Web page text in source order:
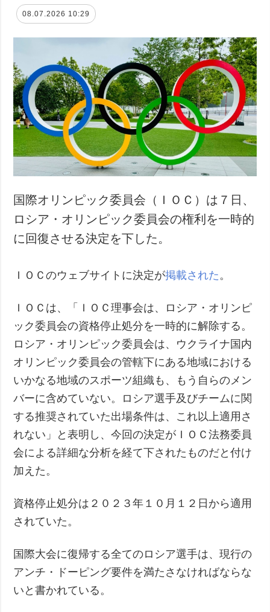
08.07.2026 10:29
国際オリンピック委員会（ＩＯＣ）は７日、
ロシア・オリンピック委員会の権利を一時的
に回復させる決定を下した。
ＩＯＣのウェブサイトに決定が掲載された。
ＩＯＣは、「ＩＯＣ理事会は、ロシア・オリンピ
ック委員会の資格停止処分を一時的に解除する。
ロシア・オリンピック委員会は、ウクライナ国内
オリンピック委員会の管轄下にある地域における
いかなる地域のスポーツ組織も、もう自らのメン
バーに含めていない。ロシア選手及びチームに関
する推奨されていた出場条件は、これ以上適用さ
れない」と表明し、今回の決定がＩＯＣ法務委員
会による詳細な分析を経て下されたものだと付け
加えた。
資格停止処分は２０２３年１０月１２日から適用
されていた。
国際大会に復帰する全てのロシア選手は、現行の
アンチ・ドーピング要件を満たさなければならな
いと書かれている。